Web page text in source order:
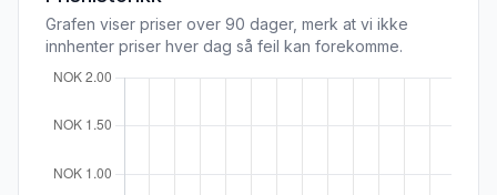
Grafen viser priser over 90 dager, merk at vi ikke
innhenter priser hver dag så feil kan forekomme.